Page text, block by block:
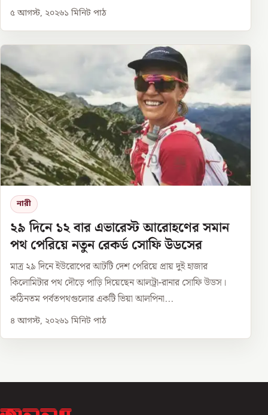
৫ আগস্ট, ২০২৬১ মিনিট পাঠ
নারী
২৯ দিনে ১২ বার এভারেস্ট আরোহণের সমান
পথ পেরিয়ে নতুন রেকর্ড সোফি উডসের
মাত্র ২৯ দিনে ইউরোপের আটটি দেশ পেরিয়ে প্রায় দুই হাজার
কিলোমিটার পথ দৌড়ে পাড়ি দিয়েছেন আলট্রা-রানার সোফি উডস।
কঠিনতম পর্বতপথগুলোর একটি ভিয়া আলপিনা...
৪ আগস্ট, ২০২৬১ মিনিট পাঠ